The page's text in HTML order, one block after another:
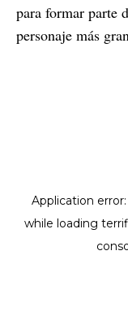
para formar parte
personaje más